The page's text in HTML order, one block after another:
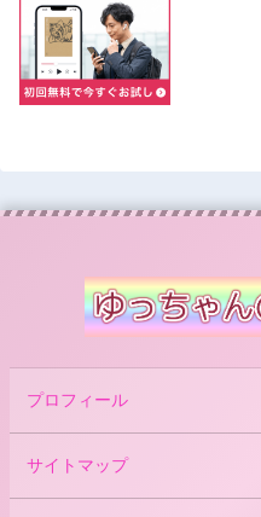
プロフィール
サイトマップ